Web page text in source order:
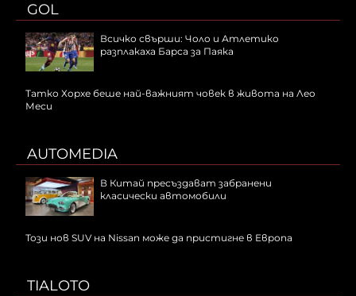
GOL
Всичко свърши: Чоло и Атлетико
разплакаха Барса за Паяка
Татко Хорхе беше най-важният човек в живота на Лео
Меси
AUTOMEDIA
В Китай пресъздават забранени
класически автомобили
Този нов SUV на Nissan може да пристигне в Европа
TIALOTO